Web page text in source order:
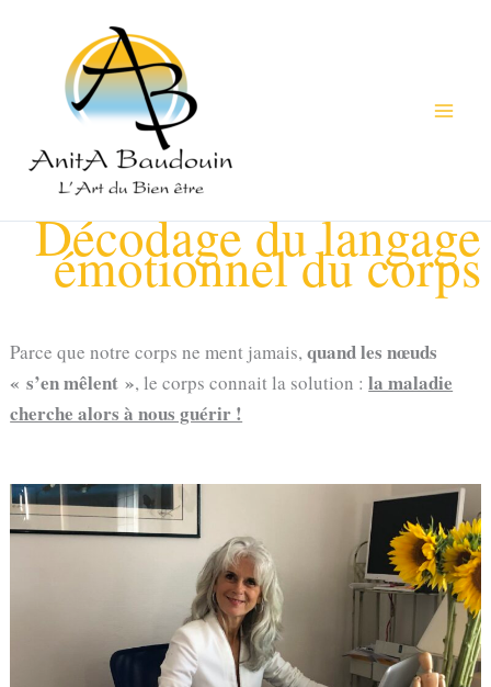
Décodage du langage
émotionnel du corps
Parce que notre corps ne ment jamais,quand les nœuds
« s’en mêlent », le corps connait la solution :la maladie
cherche alors à nous guérir !